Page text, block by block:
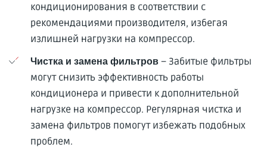
кондиционирования в соответствии с
рекомендациями производителя, избегая
излишней нагрузки на компрессор.
Чистка и замена фильтров – Забитые фильтры
могут снизить эффективность работы
кондиционера и привести к дополнительной
нагрузке на компрессор. Регулярная чистка и
замена фильтров помогут избежать подобных
проблем.